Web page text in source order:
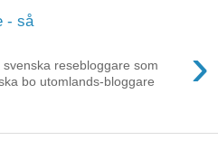
- så
›
resebloggare som
bo utomlands-bloggare